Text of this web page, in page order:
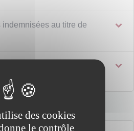
au titre de
placé en activité
des cookies
le contrôle